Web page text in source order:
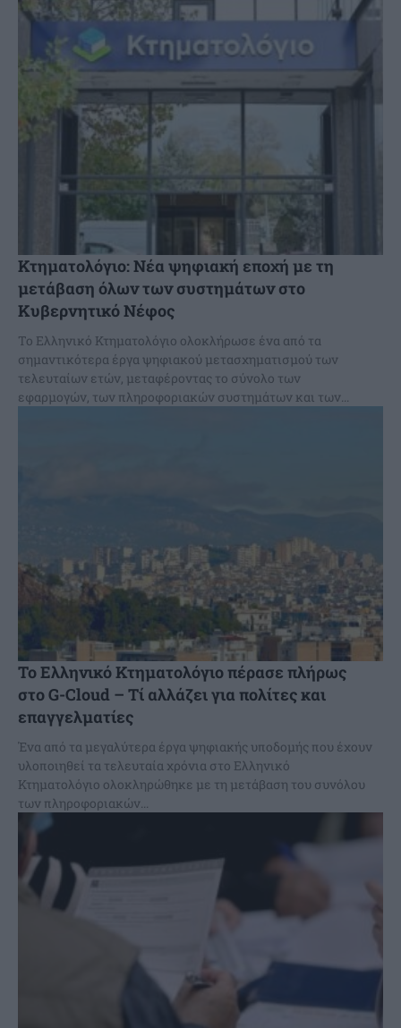
Κτηματολόγιο: Νέα ψηφιακή εποχή με τη
μετάβαση όλων των συστημάτων στο
Κυβερνητικό Νέφος
Το Ελληνικό Κτηματολόγιο ολοκλήρωσε ένα από τα
σημαντικότερα έργα ψηφιακού μετασχηματισμού των
τελευταίων ετών, μεταφέροντας το σύνολο των
εφαρμογών, των πληροφοριακών συστημάτων και των...
Το Ελληνικό Κτηματολόγιο πέρασε πλήρως
στο G-Cloud – Τί αλλάζει για πολίτες και
επαγγελματίες
Ένα από τα μεγαλύτερα έργα ψηφιακής υποδομής που έχουν
υλοποιηθεί τα τελευταία χρόνια στο Ελληνικό
Κτηματολόγιο ολοκληρώθηκε με τη μετάβαση του συνόλου
των πληροφοριακών...